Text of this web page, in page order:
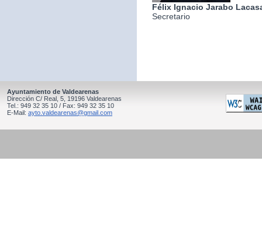
Félix Ignacio Jarabo
Secretario
Ayuntamiento de Valdearenas
Dirección C/ Real, 5, 19196 Valdearenas
Tel.: 949 32 35 10 / Fax: 949 32 35 10
E-Mail: ayto.valdearenas@gmail.com